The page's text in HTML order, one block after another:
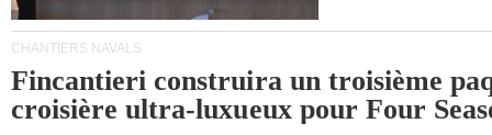
CHANTIERS NAVALS
Fincantieri construira un troisième
croisière ultra-luxueux pour Four